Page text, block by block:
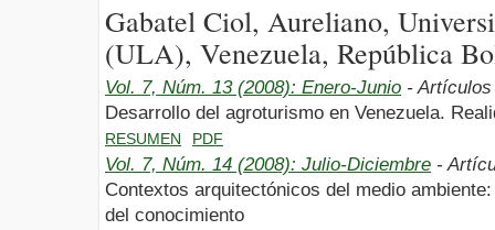
Gabatel Ciol, Aureliano,
(ULA), Venezuela, República
Vol. 7, Núm. 13 (2008): Enero-Junio - Artículos
Desarrollo del agroturismo en Venezuela.
RESUMEN PDF
Vol. 7, Núm. 14 (2008): Julio-Diciembre -
Contextos arquitectónicos del medio
del conocimiento